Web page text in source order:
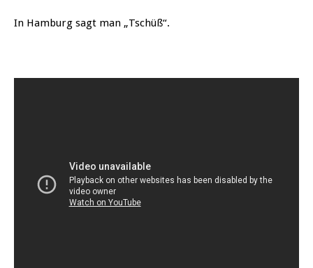
In Hamburg sagt man „Tschüß“.